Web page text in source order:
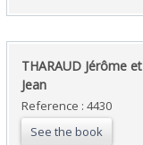
‎THARAUD Jérôme et
Jean‎
Reference : 4430
See the book